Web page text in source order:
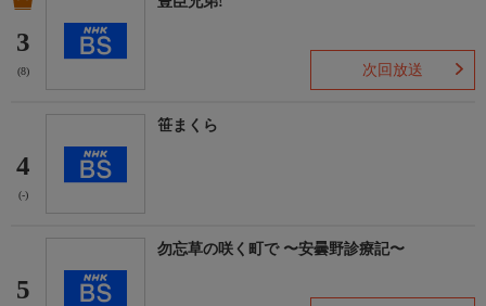
3
(8) 次回放送
4
(-)
笹まくら
5
勿忘草の咲く町で 〜安曇野診療記〜